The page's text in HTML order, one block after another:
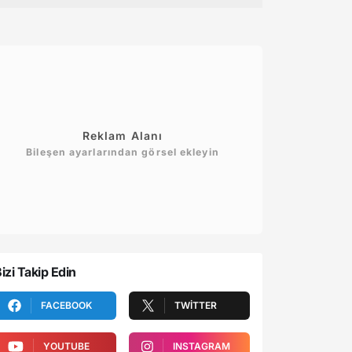
Reklam Alanı
Bileşen ayarlarından görsel ekleyin
Takip Edin
FACEBOOK TWITTER
YOUTUBE INSTAGRAM